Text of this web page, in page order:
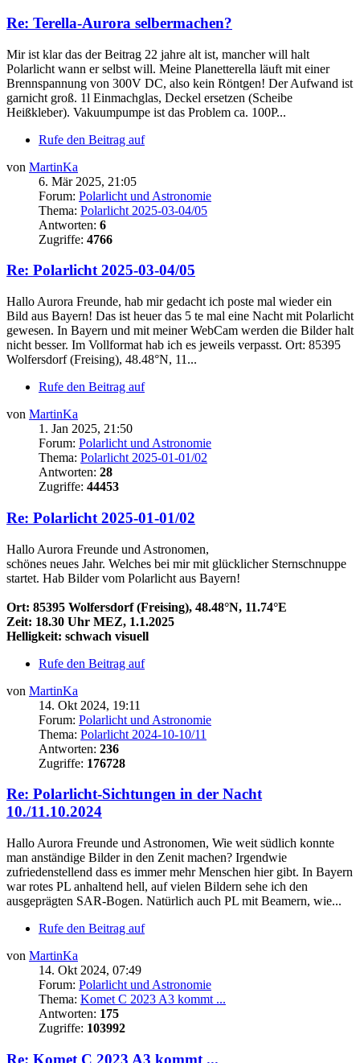
Re: Terella-Aurora selbermachen?
Mir ist klar das der Beitrag 22 jahre alt ist, mancher will halt
Polarlicht wann er selbst will. Meine Planetterella läuft mit einer
Brennspannung von 300V DC, also kein Röntgen! Der Aufwand ist
garnicht groß. 1l Einmachglas, Deckel ersetzen (Scheibe
Heißkleber). Vakuumpumpe ist das Problem ca. 100P...
Rufe den Beitrag auf
von MartinKa
6. Mär 2025, 21:05
Forum: Polarlicht und Astronomie
Thema: Polarlicht 2025-03-04/05
Antworten: 6
Zugriffe: 4766
Re: Polarlicht 2025-03-04/05
Hallo Aurora Freunde, hab mir gedacht ich poste mal wieder ein
Bild aus Bayern! Das ist heuer das 5 te mal eine Nacht mit Polarlicht
gewesen. In Bayern und mit meiner WebCam werden die Bilder halt
nicht besser. Im Vollformat hab ich es jeweils verpasst. Ort: 85395
Wolfersdorf (Freising), 48.48°N, 11...
Rufe den Beitrag auf
von MartinKa
1. Jan 2025, 21:50
Forum: Polarlicht und Astronomie
Thema: Polarlicht 2025-01-01/02
Antworten: 28
Zugriffe: 44453
Re: Polarlicht 2025-01-01/02
Hallo Aurora Freunde und Astronomen,
schönes neues Jahr. Welches bei mir mit glücklicher Sternschnuppe
startet. Hab Bilder vom Polarlicht aus Bayern!
Ort: 85395 Wolfersdorf (Freising), 48.48°N, 11.74°E
Zeit: 18.30 Uhr MEZ, 1.1.2025
Helligkeit: schwach visuell
Rufe den Beitrag auf
von MartinKa
14. Okt 2024, 19:11
Forum: Polarlicht und Astronomie
Thema: Polarlicht 2024-10-10/11
Antworten: 236
Zugriffe: 176728
Re: Polarlicht-Sichtungen in der Nacht
10./11.10.2024
Hallo Aurora Freunde und Astronomen, Wie weit südlich konnte
man anständige Bilder in den Zenit machen? Irgendwie
zufriedenstellend dass es immer mehr Menschen hier gibt. In Bayern
war rotes PL anhaltend hell, auf vielen Bildern sehe ich den
ausgeprägten SAR-Bogen. Natürlich auch PL mit Beamern, wie...
Rufe den Beitrag auf
von MartinKa
14. Okt 2024, 07:49
Forum: Polarlicht und Astronomie
Thema: Komet C 2023 A3 kommt ...
Antworten: 175
Zugriffe: 103992
Re: Komet C 2023 A3 kommt ...